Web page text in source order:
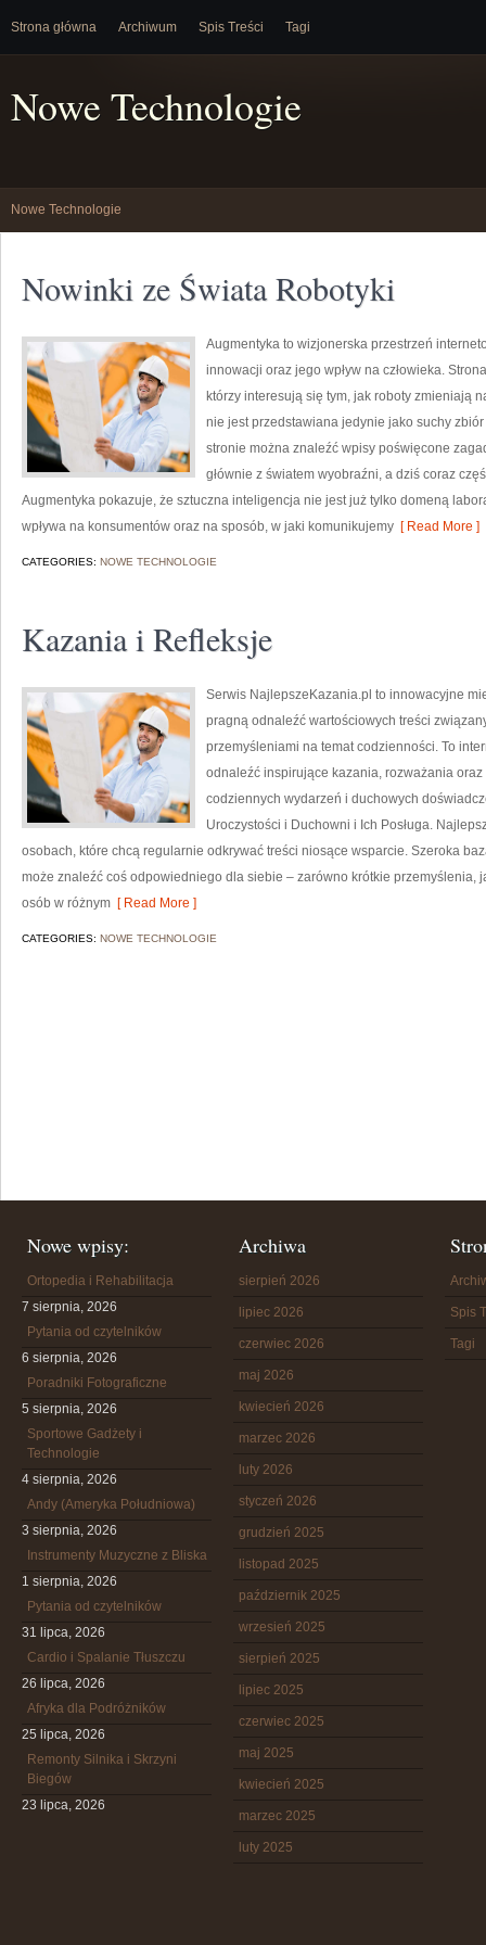
Strona główna Archiwum Spis Treści Tagi
Nowe Technologie
Nowe Technologie
Nowinki ze Świata Robotyki
Augmentyka to wizjonerska przestrzeń
innowacji oraz jego wpływ na człowieka.
którzy interesują się tym, jak roboty zmieniają
nie jest przedstawiana jedynie jako suchy
stronie można znaleźć wpisy poświęcone
głównie z światem wyobraźni, a dziś coraz
Augmentyka pokazuje, że sztuczna inteligencja nie jest już tylko domeną
wpływa na konsumentów oraz na sposób, w jaki komunikujemy [ Read More ]
CATEGORIES: NOWE TECHNOLOGIE
Kazania i Refleksje
Serwis NajlepszeKazania.pl to innowacyjne
pragną odnaleźć wartościowych treści
przemyśleniami na temat codzienności. To
odnaleźć inspirujące kazania, rozważania
codziennych wydarzeń i duchowych
Uroczystości i Duchowni i Ich Posługa.
osobach, które chcą regularnie odkrywać treści niosące wsparcie. Szeroka
może znaleźć coś odpowiedniego dla siebie – zarówno krótkie przemyślenia,
osób w różnym [ Read More ]
CATEGORIES: NOWE TECHNOLOGIE
Nowe wpisy:
Ortopedia i Rehabilitacja
7 sierpnia, 2026
Pytania od czytelników
6 sierpnia, 2026
Poradniki Fotograficzne
5 sierpnia, 2026
Sportowe Gadżety i
Technologie
4 sierpnia, 2026
Andy (Ameryka Południowa)
3 sierpnia, 2026
Instrumenty Muzyczne z Bliska
1 sierpnia, 2026
Pytania od czytelników
31 lipca, 2026
Cardio i Spalanie Tłuszczu
26 lipca, 2026
Afryka dla Podróżników
25 lipca, 2026
Remonty Silnika i Skrzyni
Biegów
23 lipca, 2026
Archiwa
sierpień 2026
lipiec 2026
czerwiec 2026
maj 2026
kwiecień 2026
marzec 2026
luty 2026
styczeń 2026
grudzień 2025
listopad 2025
październik 2025
wrzesień 2025
sierpień 2025
lipiec 2025
czerwiec 2025
maj 2025
kwiecień 2025
marzec 2025
luty 2025
Spis
Tagi